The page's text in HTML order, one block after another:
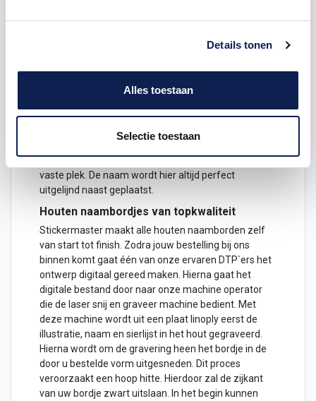
Details tonen
Alles toestaan
Selectie toestaan
gemonteerd. Voor een extra lange levensduur kan je
Houten naambordjes speciaal voor jou
gemaakt en zijn naar eigen smaak aan te passen. Je
kan elke naam invullen en je hebt keuze uit 3 unieke
bordje geven. De illustratie op het bordje heeft een
vaste plek. De naam wordt hier altijd perfect
uitgelijnd naast geplaatst.
Houten naambordjes van topkwaliteit
Stickermaster maakt alle houten naamborden zelf
van start tot finish. Zodra jouw bestelling bij ons
binnen komt gaat één van onze ervaren DTP`ers het
ontwerp digitaal gereed maken . Hierna gaat het
digitale bestand door naar onze machine operator
die de laser snij en graveer machine bedient. Met
deze machine wordt uit een plaat linoply eerst de
illustratie, naam en sierlijst in het hout gegraveerd.
Hierna wordt om de gravering heen het bordje in de
door u bestelde vorm uitgesneden. Dit proces
veroorzaakt een hoop hitte. Hierdoor zal de zijkant
van uw bordje zwart uitslaan. In het begin kunnen